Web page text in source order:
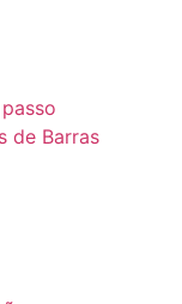
de Barras